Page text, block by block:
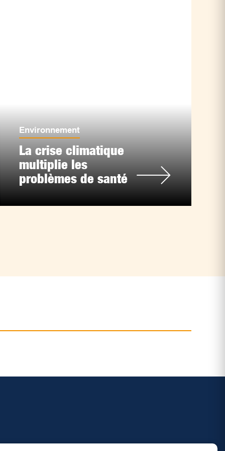
Environnement
La crise climatique
multiplie les
problèmes de santé